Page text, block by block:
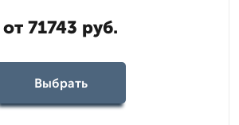
от 71743 руб.
Выбрать